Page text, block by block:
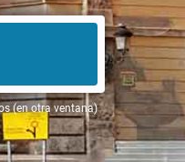
(en otra ventana)